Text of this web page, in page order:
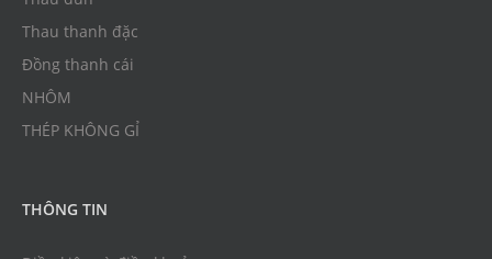
Thau thanh đặc
Đồng thanh cái
NHÔM
THÉP KHÔNG GỈ
THÔNG TIN